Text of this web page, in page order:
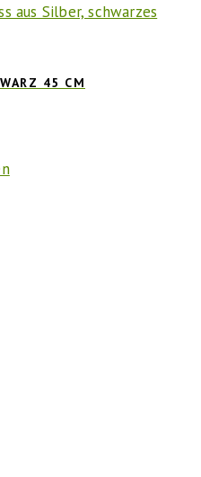
45 CM